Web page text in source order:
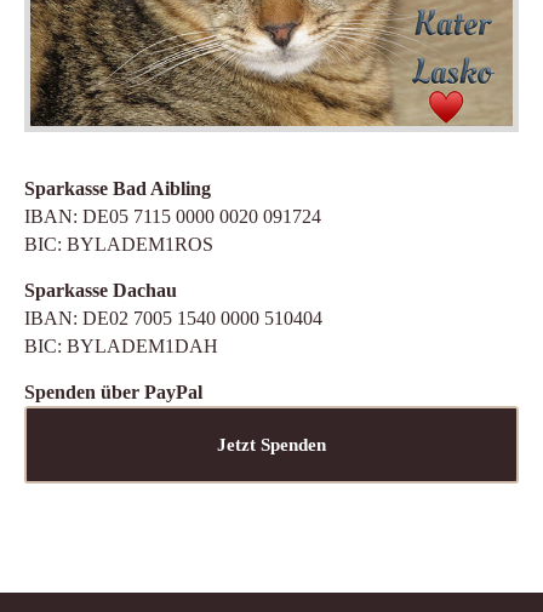
Sparkasse Bad Aibling
IBAN: DE05 7115 0000 0020 091724
BIC: BYLADEM1ROS
Sparkasse Dachau
IBAN: DE02 7005 1540 0000 510404
BIC: BYLADEM1DAH
Spenden über PayPal
Jetzt Spenden